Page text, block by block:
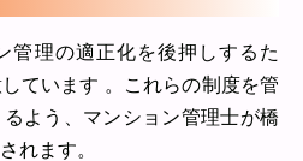
管理の適正化を後押しするた
ています 。これらの制度を管
よう、マンション管理士が橋
れます。